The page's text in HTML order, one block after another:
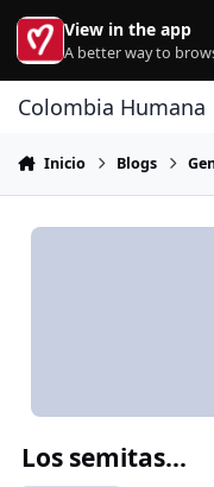
Ir al contenido
View in the app
A better way to
Colombia Humana
Inicio Blogs
Los semitas...